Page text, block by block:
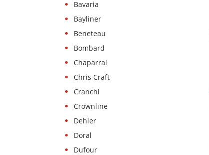
Bavaria
Bayliner
Beneteau
Bombard
Chaparral
Chris Craft
Cranchi
Crownline
Dehler
Doral
Dufour